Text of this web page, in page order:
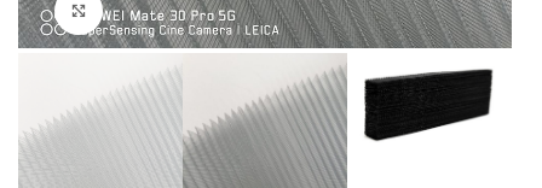
Cliquez pour agrandir